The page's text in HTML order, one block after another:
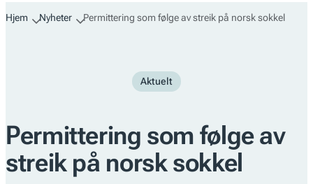
Hjem Nyheter Permittering som følge av streik på norsk sokkel
Aktuelt
Permittering som følge av
streik på norsk sokkel